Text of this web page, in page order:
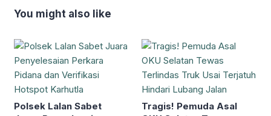
You might also like
Polsek Lalan Sabet
Tragis! Pemuda Asal